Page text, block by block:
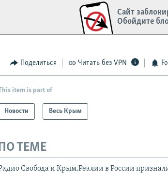
Сайт
Обойдите
Поделиться Читать без VPN
item is part of
Новости Весь Крым
ТЕМЕ
Свобода и Крым.Реалии в России